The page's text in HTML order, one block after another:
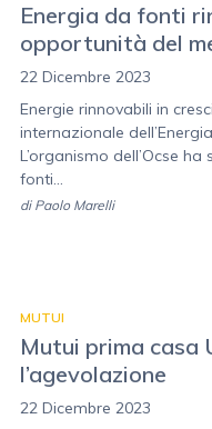
Energia da fonti
opportunità del
22 Dicembre 2023
Energie rinnovabili in
internazionale
L’organismo dell’Ocse
fonti...
di Paolo Marelli
MUTUI
Mutui prima casa
l’agevolazione
22 Dicembre 2023